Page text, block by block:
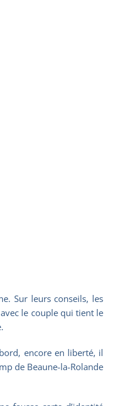
Sur leurs conseils, les
le couple qui tient le
encore en liberté, il
de Beaune-la-Rolande